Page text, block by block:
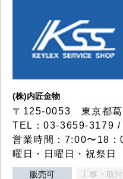
(株)内匠金物
〒125-0053 東京都葛
TEL：03-3659-3179
営業時間：7:00〜18
曜日・日曜日・祝祭日
販売可 工事・取